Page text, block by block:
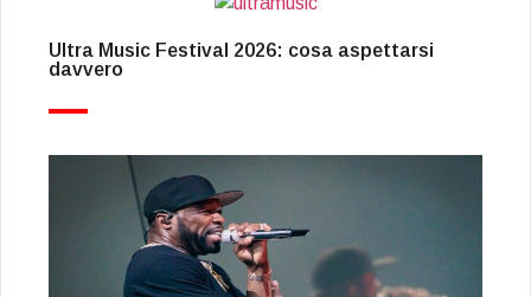
Ultra Music Festival 2026: cosa aspettarsi
davvero